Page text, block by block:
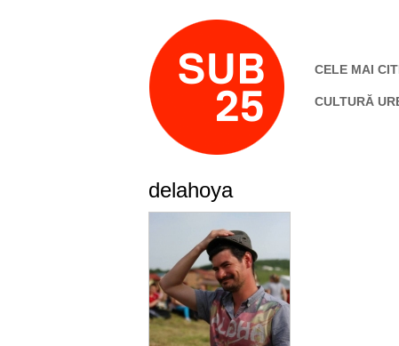
CELE MAI
CULTURĂ
delahoya